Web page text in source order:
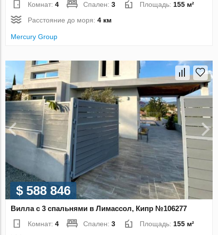
Комнат:4 Спален:3 Площадь:155 м²
Расстояние до моря:4 км
Mercury Group
$ 588 846
Вилла с 3 спальнями в Лимассол, Кипр №106277
Комнат:4 Спален:3 Площадь: 155 м²